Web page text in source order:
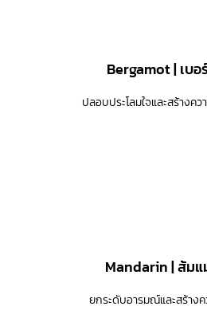
Bergamot | เบ
ปลอบประโลมใจและสร้างค
Mandarin | ส้ม
ยกระดับอารมณ์และสร้างค